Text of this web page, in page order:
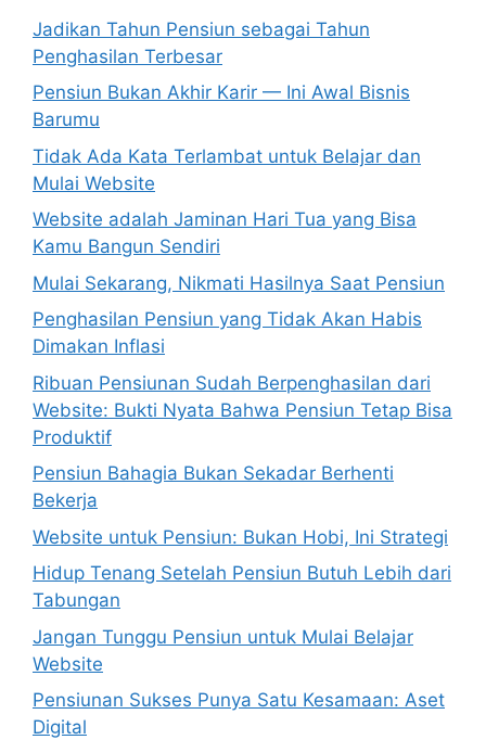
Jadikan Tahun Pensiun sebagai Tahun
Penghasilan Terbesar
Pensiun Bukan Akhir Karir — Ini Awal Bisnis
Barumu
Tidak Ada Kata Terlambat untuk Belajar dan
Mulai Website
Website adalah Jaminan Hari Tua yang Bisa
Kamu Bangun Sendiri
Mulai Sekarang, Nikmati Hasilnya Saat Pensiun
Penghasilan Pensiun yang Tidak Akan Habis
Dimakan Inflasi
Ribuan Pensiunan Sudah Berpenghasilan dari
Website: Bukti Nyata Bahwa Pensiun Tetap Bisa
Produktif
Pensiun Bahagia Bukan Sekadar Berhenti
Bekerja
Website untuk Pensiun: Bukan Hobi, Ini Strategi
Hidup Tenang Setelah Pensiun Butuh Lebih dari
Tabungan
Jangan Tunggu Pensiun untuk Mulai Belajar
Website
Pensiunan Sukses Punya Satu Kesamaan: Aset
Digital